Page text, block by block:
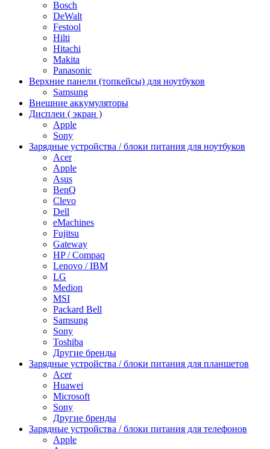
Bosch
DeWalt
Festool
Hilti
Hitachi
Makita
Panasonic
Верхние панели (топкейсы) для ноутбуков
Samsung
Внешние аккумуляторы
Дисплеи ( экран )
Apple
Sony
Зарядные устройства / блоки питания для ноутбуков
Acer
Apple
Asus
BenQ
Clevo
Dell
eMachines
Fujitsu
Gateway
HP / Compaq
Lenovo / IBM
LG
Medion
MSI
Packard Bell
Samsung
Sony
Toshiba
Другие бренды
Зарядные устройства / блоки питания для планшетов
Acer
Huawei
Microsoft
Sony
Другие бренды
Зарядные устройства / блоки питания для телефонов
Apple